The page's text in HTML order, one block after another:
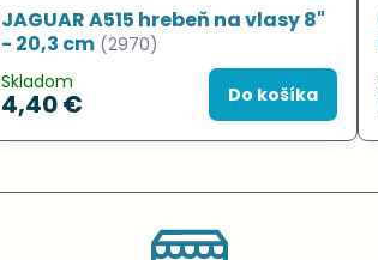
JAGUAR A515 hrebeň na vlasy 8"
- 20,3 cm (2970)
Skladom
4,40 € Do košíka